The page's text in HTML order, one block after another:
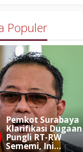
Populer
Pemkot Surabaya
Klarifikasi Dugaan
Pungli RT-RW
Sememi, Ini…